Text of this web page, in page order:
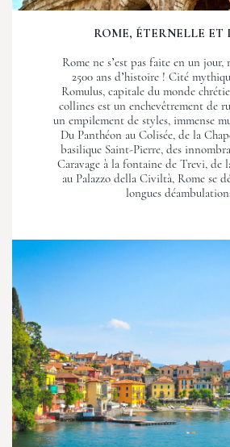
ROME, ÉTERNELLE ET
Rome ne s’est pas faite en un jour,
2500 ans d’histoire ! Cité
Romulus, capitale du monde
collines est un enchevêtrement de
un empilement de styles, immense
Du Panthéon au Colisée, de la
basilique Saint-Pierre, des
Caravage à la fontaine de Trevi, de
au Palazzo della Civiltà, Rome se
longues